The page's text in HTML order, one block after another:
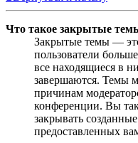
Что такое закрытые
Закрытые темы —
пользователи
все находящиеся в
завершаются. Темы
причинам
конференции. Вы
закрывать
предоставленных